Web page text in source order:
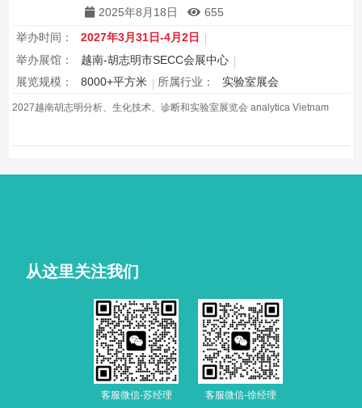
2025年8月18日
655
举办时间：
2027年3月31日-4月2日
举办展馆：
越南-胡志明市SECC会展中心
展览规模：
8000+平方米 所属行业： 实验室展会
2027越南胡志明分析、生化技术、诊断和实验室展览会 analytica Vietnam
从这里关注我们
客服微信-苏经理 客服微信-徐经理